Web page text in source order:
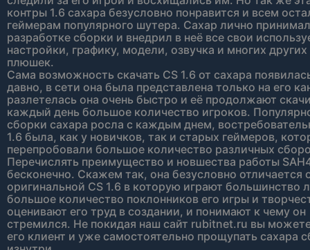
контры 1.6 сахара безусловно понравится и всем
геймерам популярного шутера. Сахар лично
разработке сборки и внедрил в неё все свои
настройки, графику, модели, озвучка и многих
плюшек.
Сама возможность скачать CS 1.6 от сахара
давно, в сети она была представлена только на его
разлетелась она очень быстро и её продолжают
каждый день большое количество игроков.
сборки сахара росла с каждым днем,
1.6 была, как у новичков, так и старых геймеров,
перепробовали большое количество различных
Перечислять преимущество и новшества работы
бесконечно. Скажем так, она безусловно отличается
оригинальной CS 1.6 в которую играют большинство
большое количество поклонников его игры и
оценивают его труд в создании, и понимают к чему он
стремился. Не покидая наш сайт rubitnet.ru вы
его клиент и уже самостоятельно прощупать сахара